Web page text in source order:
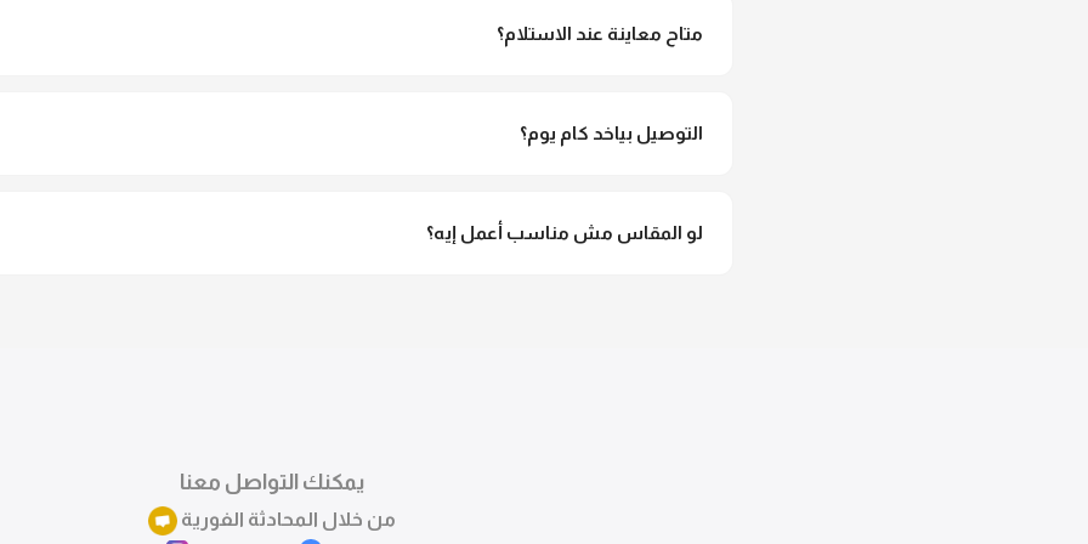
متاح معاينة عند الاستلام؟
التوصيل بياخد كام يوم؟
لو المقاس مش مناسب أعمل إيه؟
يمكنك التواصل معنا
من خلال المحادثة الفورية